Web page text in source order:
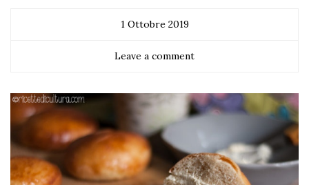
1 Ottobre 2019
Leave a comment